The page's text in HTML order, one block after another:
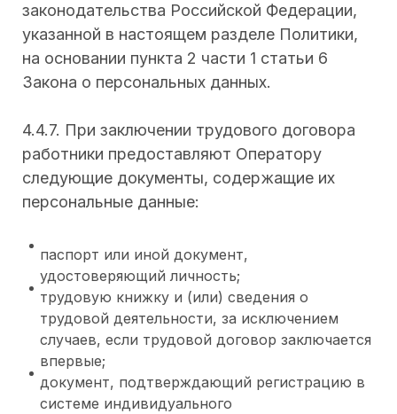
законодательства Российской Федерации,
указанной в настоящем разделе Политики,
на основании пункта 2 части 1 статьи 6
Закона о персональных данных.
4.4.7. При заключении трудового договора
работники предоставляют Оператору
следующие документы, содержащие их
персональные данные:
паспорт или иной документ,
удостоверяющий личность;
трудовую книжку и (или) сведения о
трудовой деятельности, за исключением
случаев, если трудовой договор заключается
впервые;
документ, подтверждающий регистрацию в
системе индивидуального